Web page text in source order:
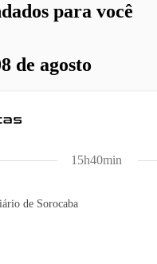
para você
de agosto
de Sorocaba
15h40min